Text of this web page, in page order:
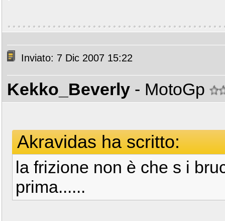
Inviato: 7 Dic 2007 15:22
Kekko_Beverly - MotoGp
Akravidas ha scritto:
la frizione non è che s i
prima......